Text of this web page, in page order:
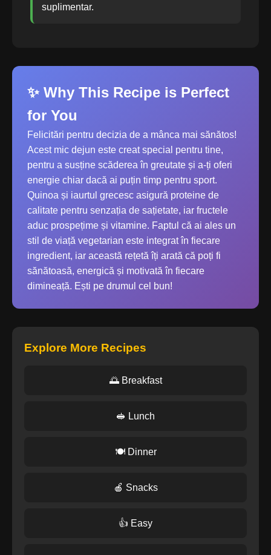
suplimentar.
✨ Why This Recipe is Perfect
for You
Felicitări pentru decizia de a mânca mai sănătos!
Acest mic dejun este creat special pentru tine,
pentru a susține scăderea în greutate și a-ți oferi
energie chiar dacă ai puțin timp pentru sport.
Quinoa și iaurtul grecesc asigură proteine de
calitate pentru senzația de sațietate, iar fructele
aduc prospețime și vitamine. Faptul că ai ales un
stil de viață vegetarian este integrat în fiecare
ingredient, iar această rețetă îți arată că poți fi
sănătoasă, energică și motivată în fiecare
dimineață. Ești pe drumul cel bun!
Explore More Recipes
🌅 Breakfast
🥪 Lunch
🍽️ Dinner
🍎 Snacks
👍 Easy